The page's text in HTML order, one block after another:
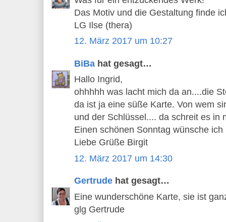
Das Motiv und die Gestaltung finde
LG Ilse (thera)
12. März 2017 um 10:27
BiBa hat gesagt…
Hallo Ingrid,
ohhhhh was lacht mich da an....die
da ist ja eine süße Karte. Von wem
und der Schlüssel.... da schreit es in
Einen schönen Sonntag wünsche ich
Liebe Grüße Birgit
12. März 2017 um 14:30
Gertrude hat gesagt…
Eine wunderschöne Karte, sie ist
glg Gertrude